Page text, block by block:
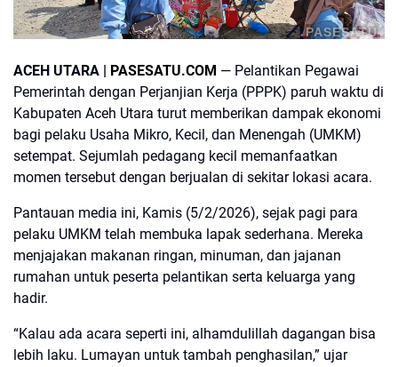
PASESATU
ACEH UTARA | PASESATU.COM — Pelantikan Pegawai
Pemerintah dengan Perjanjian Kerja (PPPK) paruh waktu di
Kabupaten Aceh Utara turut memberikan dampak ekonomi
bagi pelaku Usaha Mikro, Kecil, dan Menengah (UMKM)
setempat. Sejumlah pedagang kecil memanfaatkan
momen tersebut dengan berjualan di sekitar lokasi acara.
Pantauan media ini, Kamis (5/2/2026), sejak pagi para
pelaku UMKM telah membuka lapak sederhana. Mereka
menjajakan makanan ringan, minuman, dan jajanan
rumahan untuk peserta pelantikan serta keluarga yang
hadir.
“Kalau ada acara seperti ini, alhamdulillah dagangan bisa
lebih laku. Lumayan untuk tambah penghasilan,” ujar